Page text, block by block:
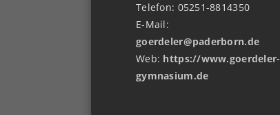
Telefon: 05251-8814350
E-Mail:
goerdeler@paderborn.de
Web: https://www.goerdeler-
gymnasium.de